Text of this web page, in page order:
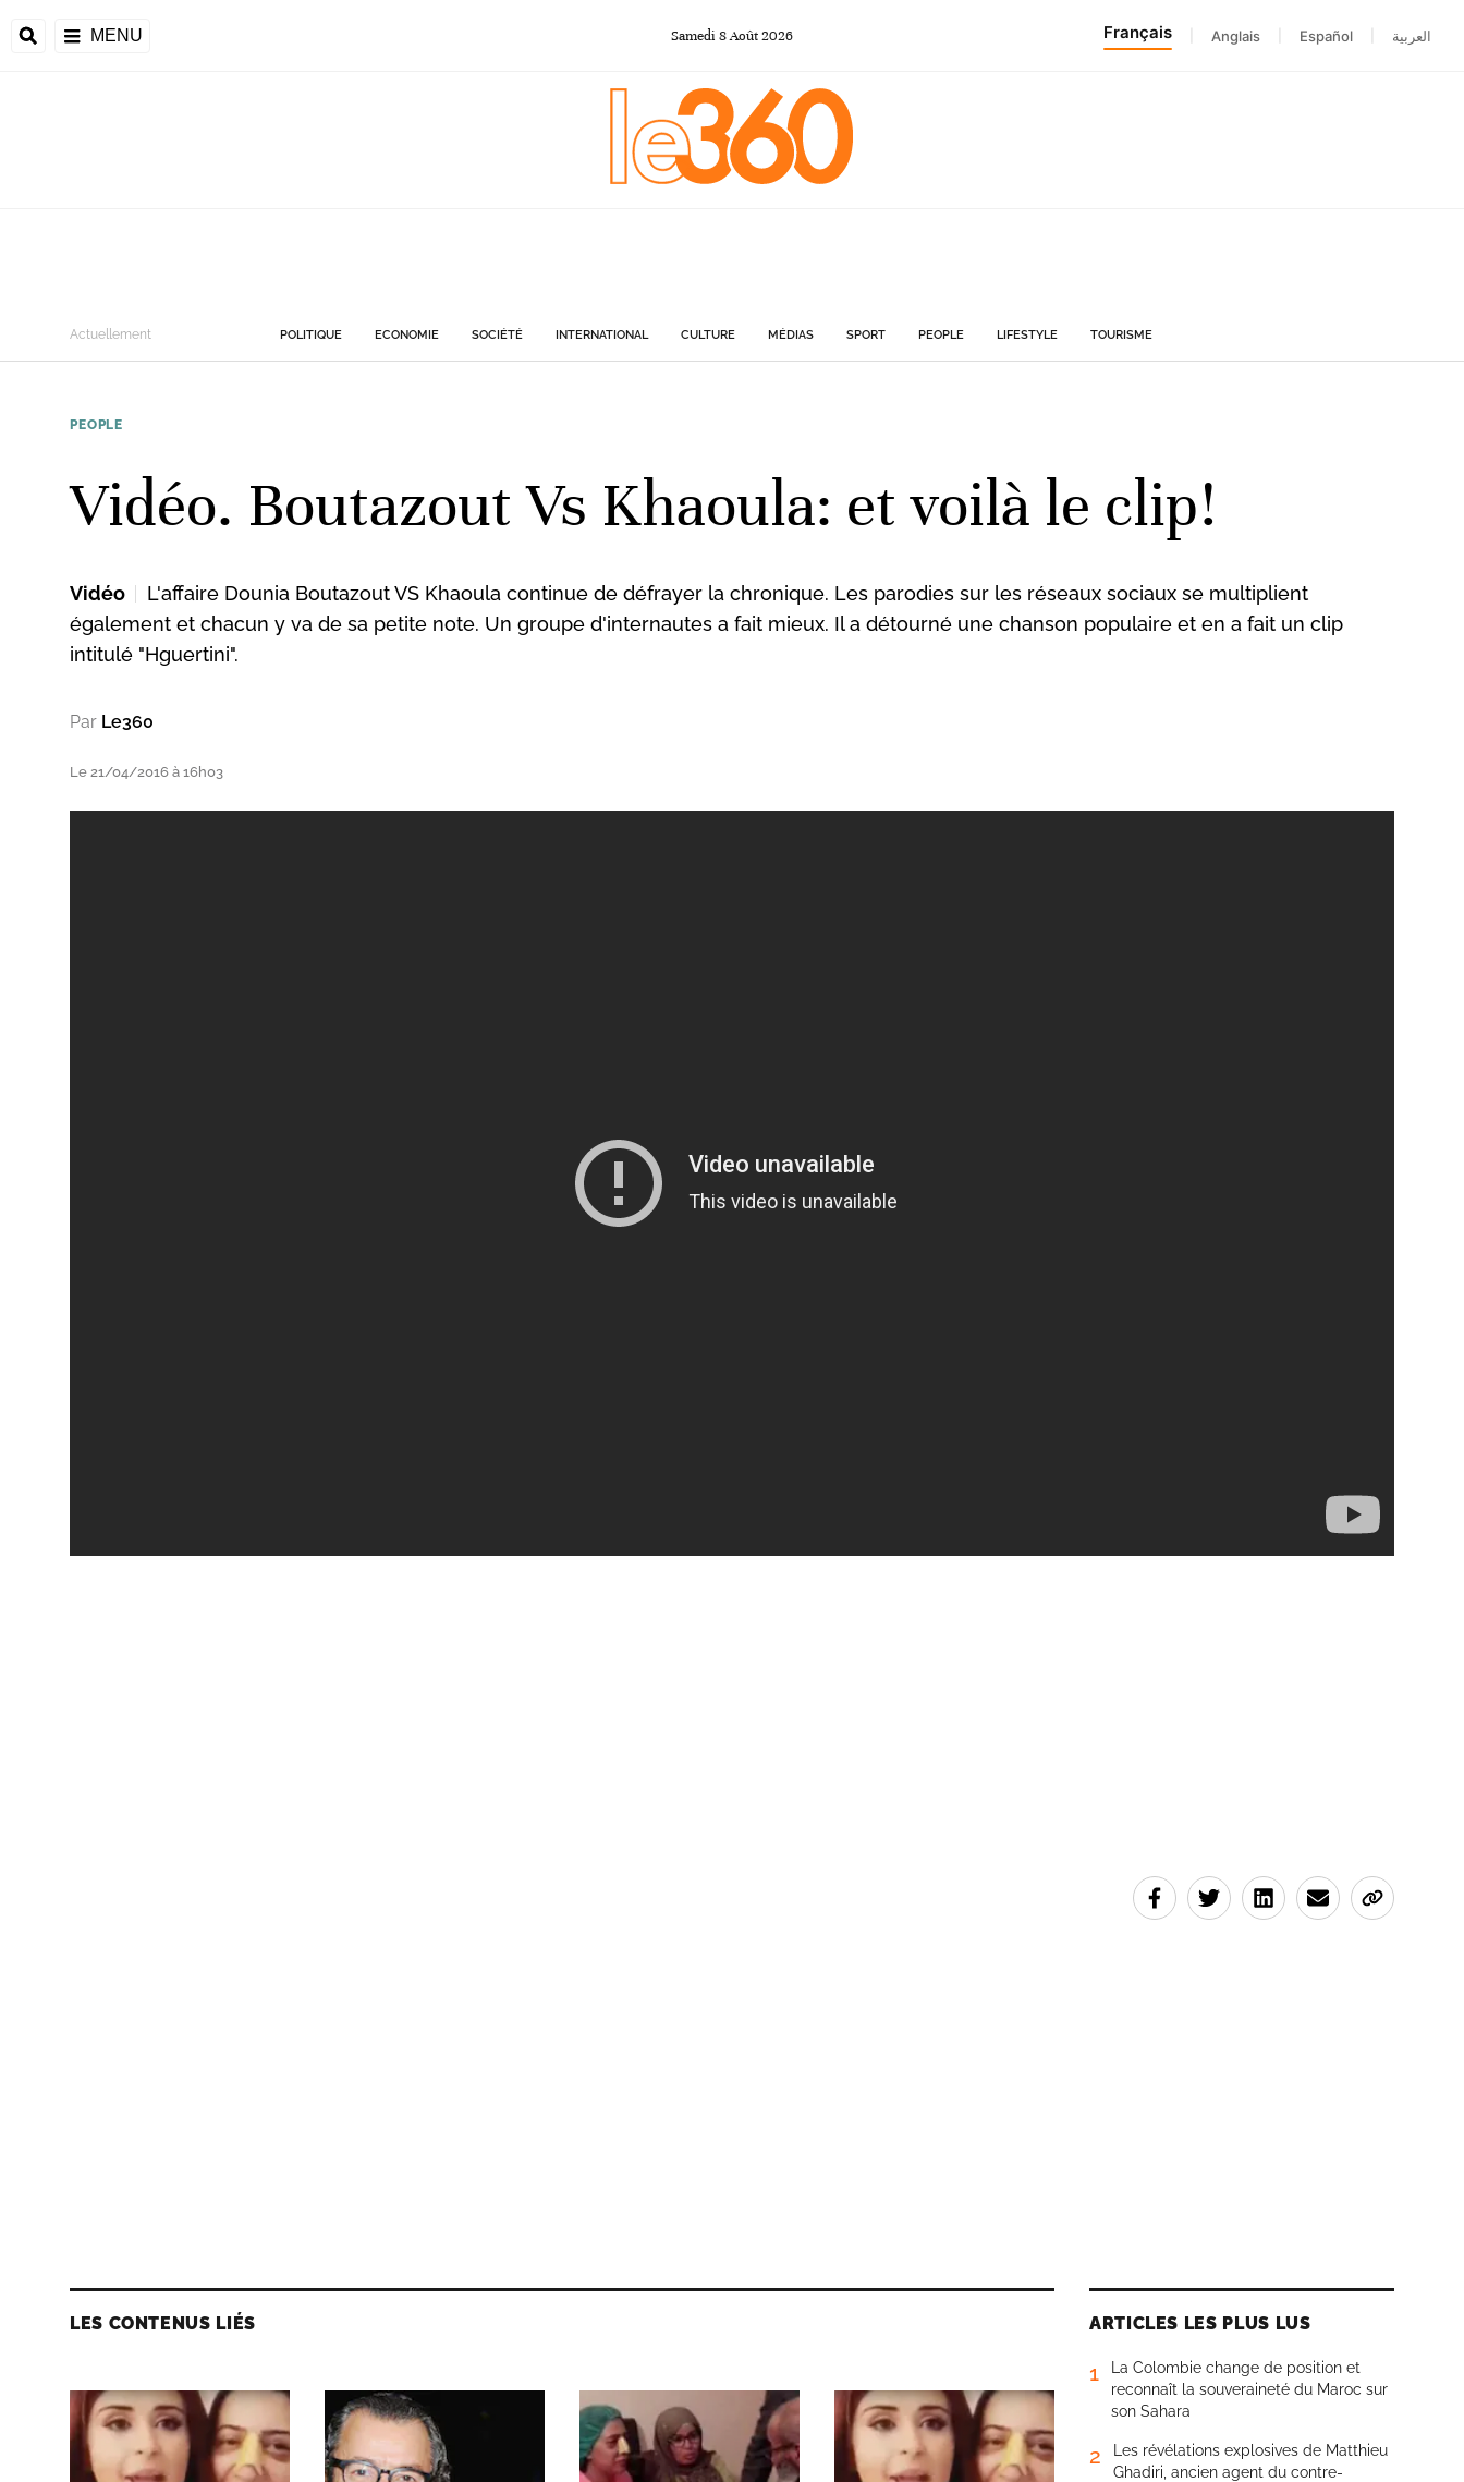
MENU Samedi 8Août2026 Français Anglais Español العربية
Actuellement POLITIQUE ECONOMIE SOCIÉTÉ INTERNATIONAL CULTURE MÉDIAS SPORT PEOPLE LIFESTYLE TOURISME
PEOPLE
Vidéo. Boutazout Vs Khaoula: et voilà le clip!
Vidéo
L'affaire Dounia Boutazout VS Khaoula continue de défrayer la chronique. Les parodies sur les réseaux sociaux se multiplient
également et chacun y va de sa petite note. Un groupe d'internautes a fait mieux. Il a détourné une chanson populaire et en a fait un clip
intitulé "Hguertini".
Par Le360
Le 21/04/2016 à 16h03
LES CONTENUS LIÉS ARTICLES LES PLUS LUS
1
La Colombie change de position et
reconnaît la souveraineté du Maroc sur
son Sahara
2
Les révélations explosives de Matthieu
Ghadiri, ancien agent du contre-